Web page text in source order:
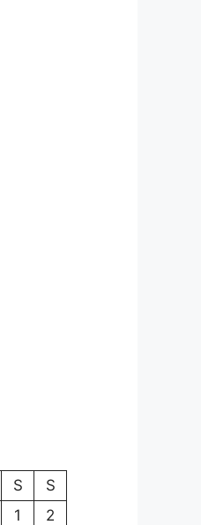
S
S
1
2